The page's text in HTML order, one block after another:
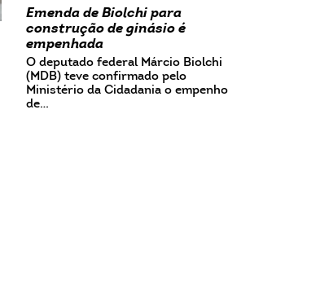
Emenda de Biolchi para
construção de ginásio é
empenhada
O deputado federal Márcio Biolchi
(MDB) teve confirmado pelo
Ministério da Cidadania o empenho
de…